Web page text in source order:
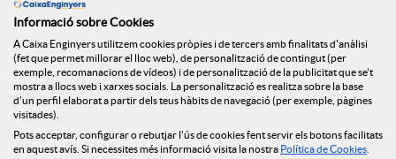
Política de cookies
Avís legal
Seguretat Online
Canal denúncies
Informació sobre Cookies
A Caixa Enginyers utilitzem cookies pròpies i de tercers amb finalitats d'anàlisi
(fet que permet millorar el lloc web), de personalització de contingut (per
exemple, recomanacions de vídeos) i de personalització de la publicitat que se't
mostra a llocs web i xarxes socials. La personalització es realitza sobre la base
d'un perfil elaborat a partir dels teus hàbits de navegació (per exemple, pàgines
visitades).
Pots acceptar, configurar o rebutjar l'ús de cookies fent servir els botons facilitats
en aquest avís. Si necessites més informació visita la nostra Política de Cookies